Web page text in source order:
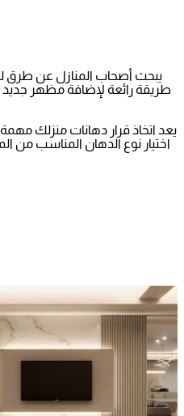
يبحث أصحاب المنازل عن طرق
طريقة رائعة لإضافة مظهر جديد
يعد اتخاذ قرار دهانات منزلك
اختيار نوع الدهان المناسب